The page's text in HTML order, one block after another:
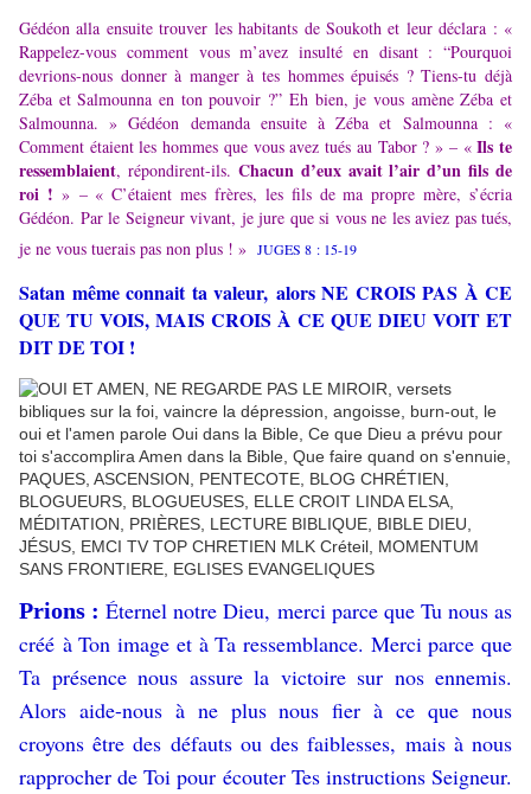
Gédéon alla ensuite trouver les habitants de Soukoth et leur déclara : «
Rappelez-vous comment vous m’avez insulté en disant : “Pourquoi
devrions-nous donner à manger à tes hommes épuisés ? Tiens-tu déjà
Zéba et Salmounna en ton pouvoir ?” Eh bien, je vous amène Zéba et
Salmounna. » Gédéon demanda ensuite à Zéba et Salmounna : «
Comment étaient les hommes que vous avez tués au Tabor ? » – «Ils te
ressemblaient, répondirent-ils. Chacun d’eux avait l’air d’un fils de
roi ! » – « C’étaient mes frères, les fils de ma propre mère, s’écria
Gédéon. Par le Seigneur vivant, je jure que si vous ne les aviez pas tués,
je ne vous tuerais pas non plus ! »
JUGES 8 : 15-19
Satan même connait ta valeur, alors NE CROIS PAS À CE
QUE TU VOIS, MAIS CROIS À CE QUE DIEU VOIT ET
DIT DE TOI !
Prions :Éternel notre Dieu, merci parce que Tu nous as
créé à Ton image et à Ta ressemblance. Merci parce que
Ta présence nous assure la victoire sur nos ennemis.
Alors aide-nous à ne plus nous fier à ce que nous
croyons être des défauts ou des faiblesses, mais à nous
rapprocher de Toi pour écouter Tes instructions Seigneur.